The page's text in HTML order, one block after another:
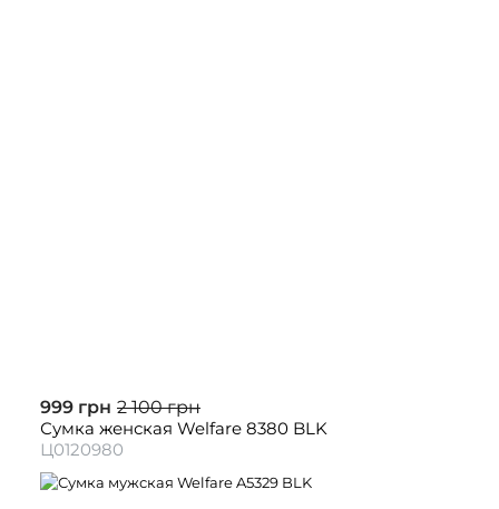
999 грн 2 100 грн
Сумка женская Welfare 8380 BLK
Ц0120980